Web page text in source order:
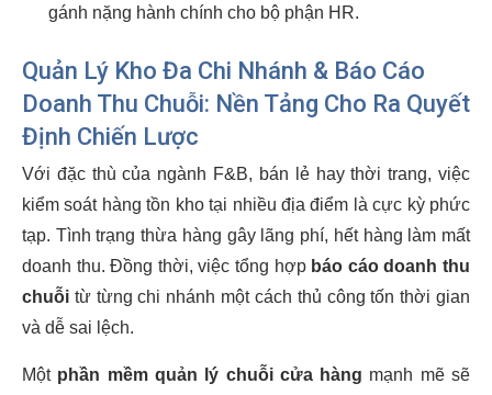
gánh nặng hành chính cho bộ phận HR.
Quản Lý Kho Đa Chi Nhánh & Báo Cáo
Doanh Thu Chuỗi: Nền Tảng Cho Ra Quyết
Định Chiến Lược
Với đặc thù của ngành F&B, bán lẻ hay thời trang, việc
kiểm soát hàng tồn kho tại nhiều địa điểm là cực kỳ phức
tạp. Tình trạng thừa hàng gây lãng phí, hết hàng làm mất
doanh thu. Đồng thời, việc tổng hợp báo cáo doanh thu
chuỗi từ từng chi nhánh một cách thủ công tốn thời gian
và dễ sai lệch.
Một phần mềm quản lý chuỗi cửa hàng mạnh mẽ sẽ